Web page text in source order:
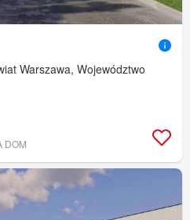
Warszawa, Województwo
DOM